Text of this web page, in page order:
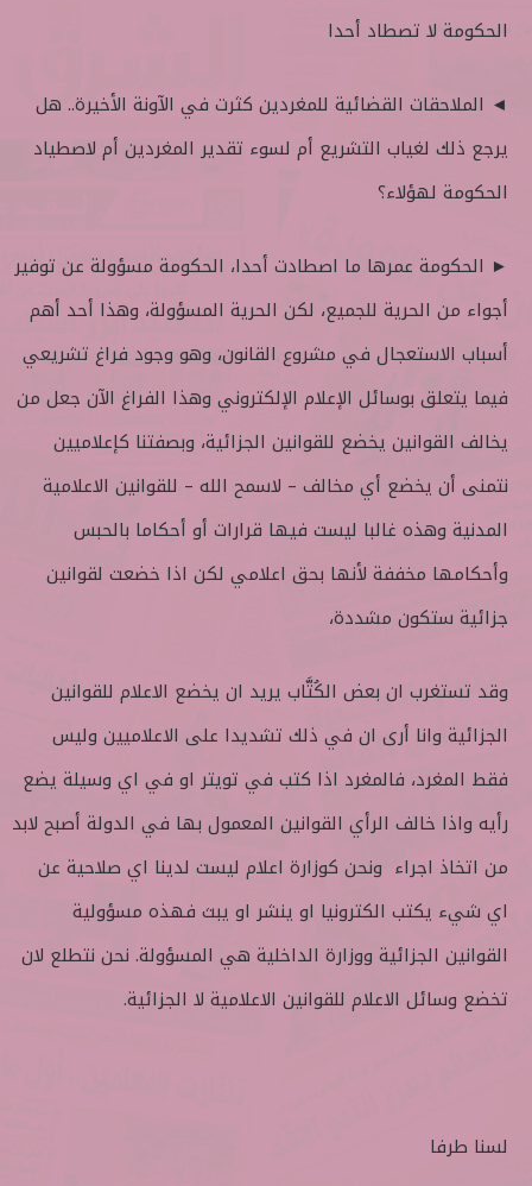
الحكومة لا تصطاد أحدا
◄ الملاحقات القضائية للمغردين كثرت في الآونة الأخيرة.. هل
يرجع ذلك لغياب التشريع أم لسوء تقدير المغردين أم لاصطياد
الحكومة لهؤلاء؟
► الحكومة عمرها ما اصطادت أحدا، الحكومة مسؤولة عن توفير
أجواء من الحرية للجميع، لكن الحرية المسؤولة، وهذا أحد أهم
أسباب الاستعجال في مشروع القانون، وهو وجود فراغ تشريعي
فيما يتعلق بوسائل الإعلام الإلكتروني وهذا الفراغ الآن جعل من
يخالف القوانين يخضع للقوانين الجزائية، وبصفتنا كإعلاميين
نتمنى أن يخضع أي مخالف – لاسمح الله – للقوانين الاعلامية
المدنية وهذه غالبا ليست فيها قرارات أو أحكاما بالحبس
وأحكامها مخففة لأنها بحق اعلامي لكن اذا خضعت لقوانين
جزائية ستكون مشددة،
وقد تستغرب ان بعض الكُتَّاب يريد ان يخضع الاعلام للقوانين
الجزائية وانا أرى ان في ذلك تشديدا على الاعلاميين وليس
فقط المغرد، فالمغرد اذا كتب في تويتر او في اي وسيلة يضع
رأيه واذا خالف الرأي القوانين المعمول بها في الدولة أصبح لابد
من اتخاذ اجراء ونحن كوزارة اعلام ليست لدينا اي صلاحية عن
اي شيء يكتب الكترونيا او ينشر او يبث فهذه مسؤولية
القوانين الجزائية ووزارة الداخلية هي المسؤولة. نحن نتطلع لان
تخضع وسائل الاعلام للقوانين الاعلامية لا الجزائية.
لسنا طرفا